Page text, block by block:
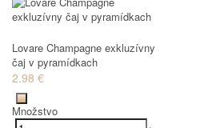
Lovare Champagne exkluzívny
čaj v pyramídkach
2.98 €
Množstvo